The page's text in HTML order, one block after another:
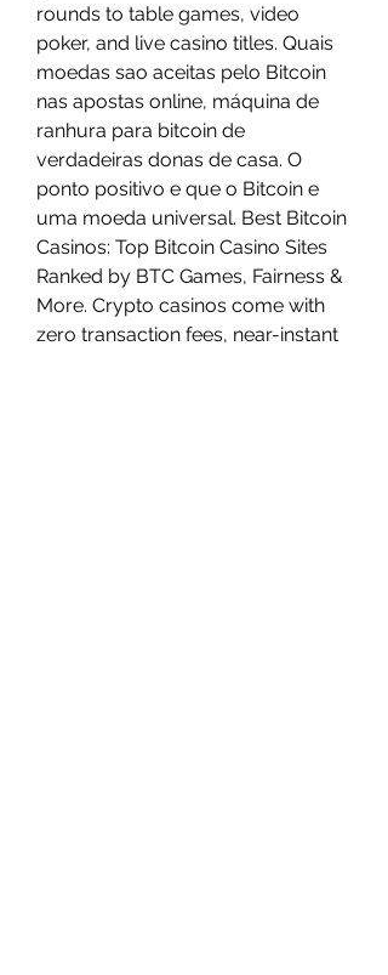
rounds to table games, video
poker, and live casino titles. Quais
moedas sao aceitas pelo Bitcoin
nas apostas online, máquina de
ranhura para bitcoin de
verdadeiras donas de casa. O
ponto positivo e que o Bitcoin e
uma moeda universal. Best Bitcoin
Casinos: Top Bitcoin Casino Sites
Ranked by BTC Games, Fairness &
More. Crypto casinos come with
zero transaction fees, near-instant